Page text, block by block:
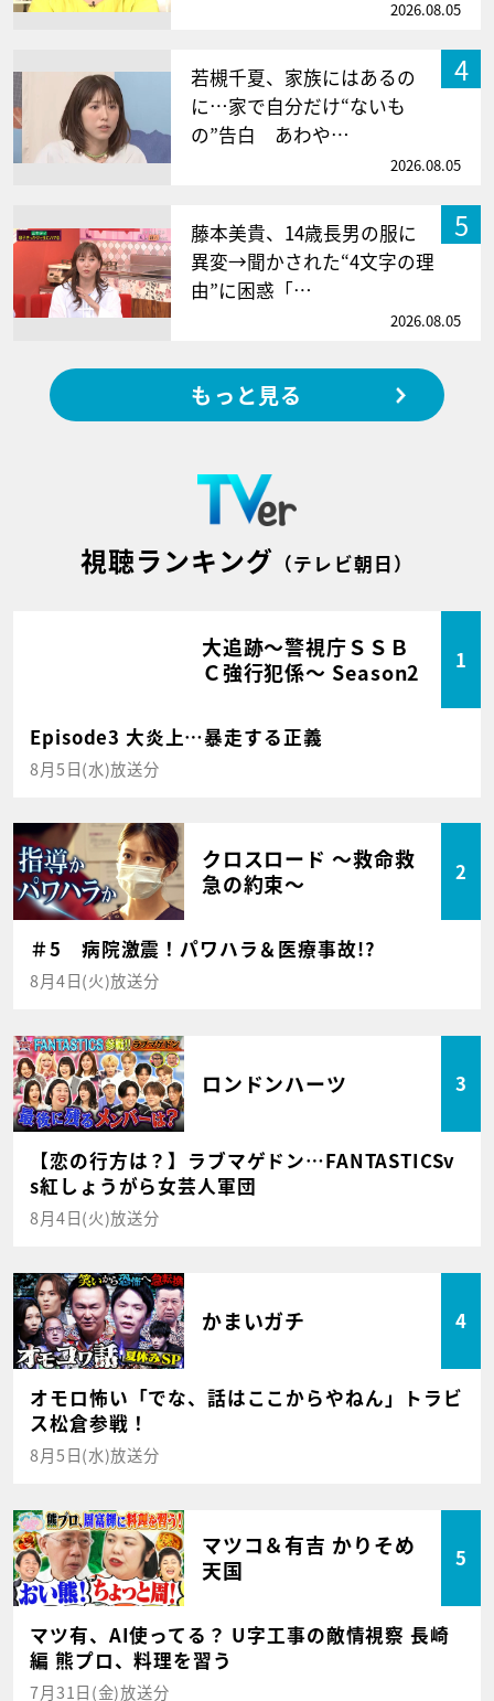
2026.08.05
4
若槻千夏、家族にはあるの
に…家で自分だけ“ないも
の”告白 あわや…
2026.08.05
5
藤本美貴、14歳長男の服に
異変→聞かされた“4文字の理
由”に困惑「…
2026.08.05
もっと見る
視聴ランキング （テレビ朝日）
大追跡～警視庁ＳＳＢ
Ｃ強行犯係～ Season2
1
Episode3 大炎上…暴走する正義
8月5日(水)放送分
クロスロード ～救命救
急の約束～
2
＃5 病院激震！パワハラ＆医療事故!?
8月4日(火)放送分
ロンドンハーツ 3
【恋の行方は？】ラブマゲドン…FANTASTICSv
s紅しょうがら女芸人軍団
8月4日(火)放送分
かまいガチ 4
オモロ怖い「でな、話はここからやねん」トラビ
ス松倉参戦！
8月5日(水)放送分
マツコ＆有吉 かりそめ
天国
5
マツ有、AI使ってる？ U字工事の敵情視察 長崎
編 熊プロ、料理を習う
7月31日(金)放送分